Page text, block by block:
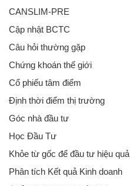
CANSLIM-PRE
Cập nhật BCTC
Câu hỏi thường gặp
Chứng khoán thế giới
Cổ phiếu tâm điểm
Định thời điểm thị trường
Góc nhà đầu tư
Học Đầu Tư
Khỏe từ gốc để đầu tư hiệu quả
Phân tích Kết quả Kinh doanh